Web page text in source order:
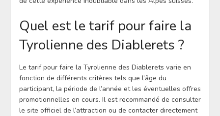
Quel est le tarif pour faire la
Tyrolienne des Diablerets ?
Le tarif pour faire la Tyrolienne des Diablerets varie en
fonction de différents critères tels que l’âge du
participant, la période de l’année et les éventuelles offres
promotionnelles en cours. Il est recommandé de consulter
le site officiel de l’attraction ou de contacter directement